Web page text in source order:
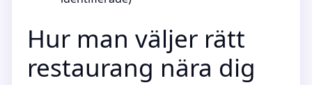
Hur man väljer rätt
restaurang nära dig